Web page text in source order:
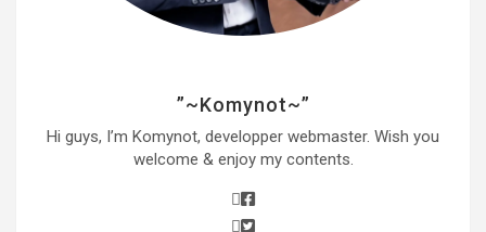
”~Komynot~”
Hi guys, I’m Komynot, developper webmaster. Wish you
welcome & enjoy my contents.